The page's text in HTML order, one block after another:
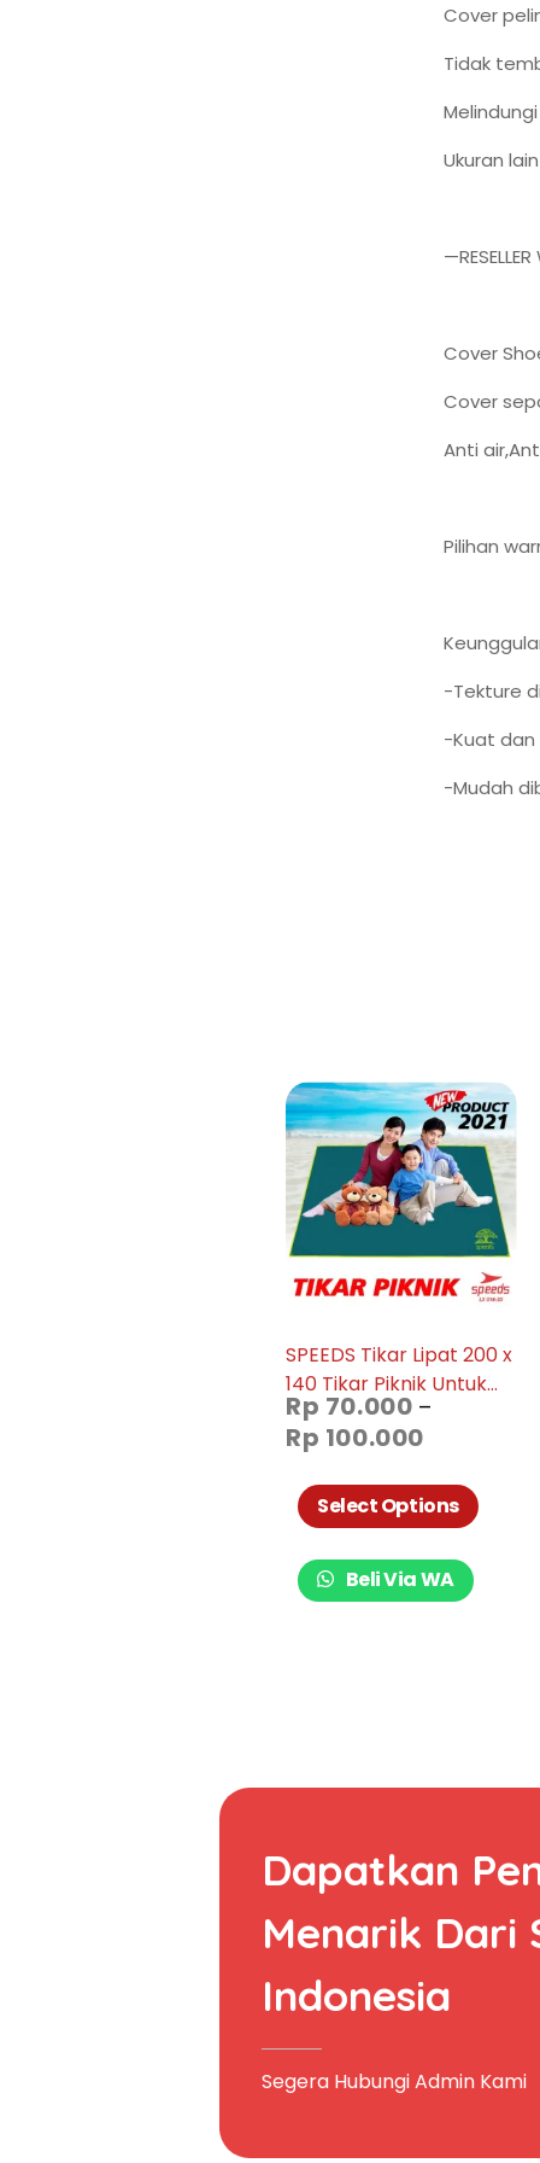
Cover
Tidak
Ukuran
Cover
Cover
Anti
Pilihan
-Tekture
-Kuat dan
-Mudah
SPEEDS Tikar Lipat 200 x
140 Tikar Piknik Untuk
Tamasya Bahan
Polyster 018-20
Rp 70.000 –
Rp 100.000
Select Options
Beli Via WA
Dapatkan
Menarik Dari
Indonesia
Segera Hubungi Admin Kami